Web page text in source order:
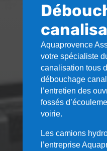
Aquaprovence
votre spécialiste
canalisation tous
débouchage
l’entretien des
fossés
voirie.
Les camions
l’entreprise